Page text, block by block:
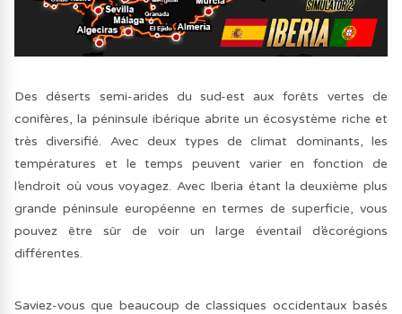
Des déserts semi-arides du sud-est aux forêts vertes de
conifères, la péninsule ibérique abrite un écosystème riche et
très diversifié. Avec deux types de climat dominants, les
températures et le temps peuvent varier en fonction de
l’endroit où vous voyagez. Avec Iberia étant la deuxième plus
grande péninsule européenne en termes de superficie, vous
pouvez être sûr de voir un large éventail d’écorégions
différentes.
Saviez-vous que beaucoup de classiques occidentaux basés